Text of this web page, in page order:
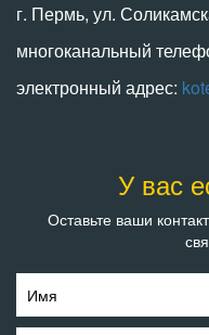
г. Пермь, ул.
многоканальный
электронный адрес:
У вас
Оставьте ваши
Имя